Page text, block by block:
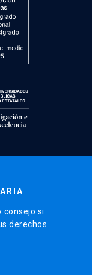
consejo si
derechos